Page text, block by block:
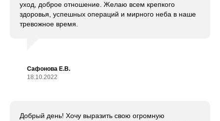
уход, доброе отношение. Желаю всем крепкого
здоровья, успешных операций и мирного неба в наше
тревожное время.
Сафонова Е.В.
18.10.2022
Добрый день! Хочу выразить свою огромную